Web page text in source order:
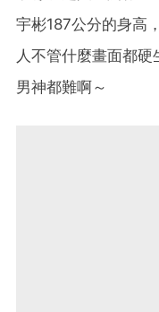
宇彬187公分的身高
人不管什麼畫面都
男神都難啊～